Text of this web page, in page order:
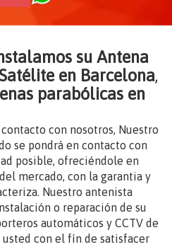
su Antena
en Barcelona,
parabólicas en
con nosotros, Nuestro
se pondrá en contacto con
posible, ofreciéndole en
mercado, con la garantia y
Nuestro antenista
o reparación de su
automáticos y CCTV de
con el fín de satisfacer